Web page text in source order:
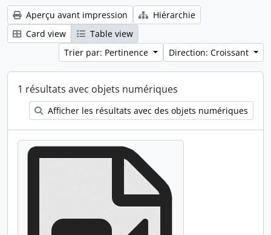
Aperçu avant impression
Hiérarchie
Card view
Table view
Trier par: Pertinence
Direction: Croissant
1 résultats avec objets numériques
Afficher les résultats avec des objets numériques